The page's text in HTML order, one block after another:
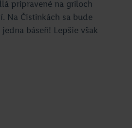
pripravené na griloch
Na Čistinkách sa bude
báseň! Lepšie však